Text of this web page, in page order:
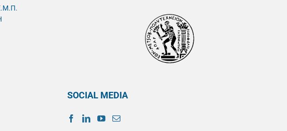
SOCIAL MEDIA